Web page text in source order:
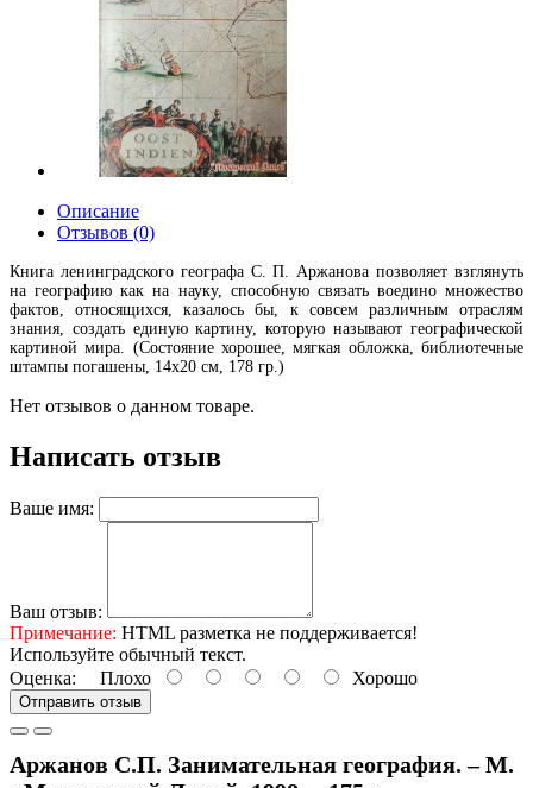
Описание
Отзывов (0)
Книга ленинградского географа С. П. Аржанова позволяет взглянуть
на географию как на науку, способную связать воедино множество
фактов, относящихся, казалось бы, к совсем различным отраслям
знания, создать единую картину, которую называют географической
картиной мира. (Состояние хорошее, мягкая обложка, библиотечные
штампы погашены, 14х20 см, 178 гр.)
Нет отзывов о данном товаре.
Написать отзыв
Ваше имя:
Ваш отзыв:
Примечание: HTML разметка не поддерживается!
Используйте обычный текст.
Оценка: Плохо Хорошо
Отправить отзыв
Аржанов С.П. Занимательная география. – М.